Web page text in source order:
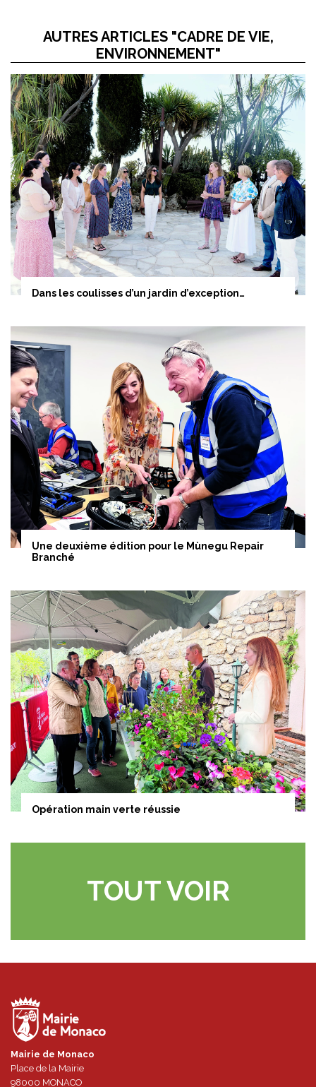
AUTRES ARTICLES "CADRE DE VIE,
ENVIRONNEMENT"
Dans les coulisses d’un jardin d’exception…
Une deuxième édition pour le Mùnegu Repair
Branché
Opération main verte réussie
TOUT VOIR
Mairie de Monaco
Place de la Mairie
98000 MONACO